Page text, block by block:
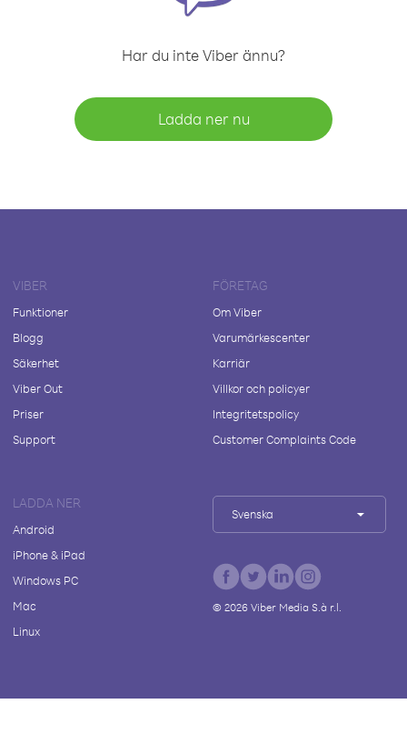
Har du inte Viber ännu?
Ladda ner nu
VIBER
Funktioner
Blogg
Säkerhet
Viber Out
Priser
Support
FÖRETAG
Om Viber
Varumärkescenter
Karriär
Villkor och policyer
Integritetspolicy
Customer Complaints Code
LADDA NER
Android
iPhone & iPad
Windows PC
Mac
Linux
Svenska
© 2026Viber Media S.à r.l.